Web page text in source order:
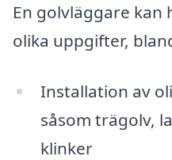
En golvläggare kan
olika uppgifter,
Installation av
såsom trägolv,
klinker